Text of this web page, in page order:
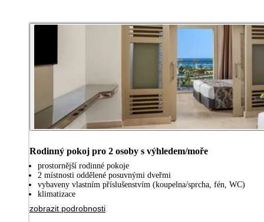
Rodinný pokoj pro 2 osoby s výhledem/moře
prostornější rodinné pokoje
2 místnosti oddělené posuvnými dveřmi
vybaveny vlastním příslušenstvím (koupelna/sprcha, fén, WC)
klimatizace
zobrazit podrobnosti